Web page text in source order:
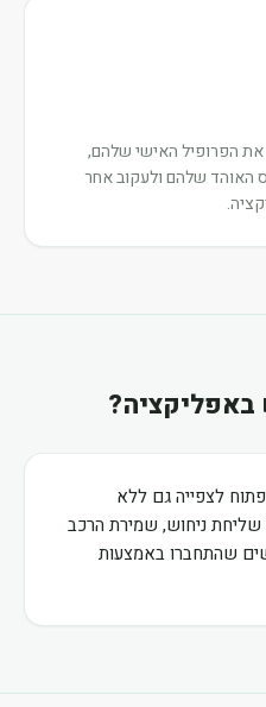
את הפרופיל האישי שלהם,
האוהד שלהם ולעקוב אחר
לצפייה גם ללא
שליחת ניחוש, שמירת הרכב
שהתחברו באמצעות